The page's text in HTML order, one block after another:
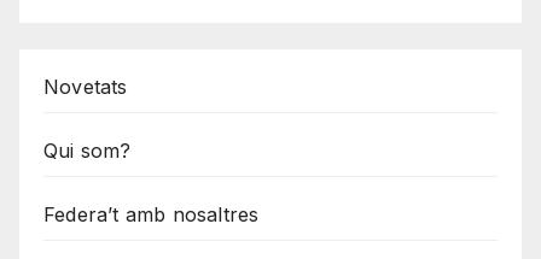
Novetats
Qui som?
Federa’t amb nosaltres